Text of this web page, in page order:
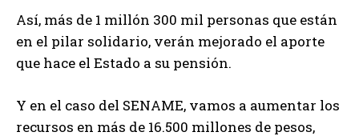
Así, más de 1 millón 300 mil personas que están
en el pilar solidario, verán mejorado el aporte
que hace el Estado a su pensión.
Y en el caso del SENAME, vamos a aumentar los
recursos en más de 16.500 millones de pesos,